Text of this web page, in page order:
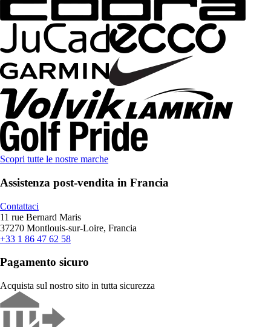
Scopri tutte le nostre marche
Assistenza post-vendita in Francia
Contattaci
11 rue Bernard Maris
37270 Montlouis-sur-Loire, Francia
+33 1 86 47 62 58
Pagamento sicuro
Acquista sul nostro sito in tutta sicurezza